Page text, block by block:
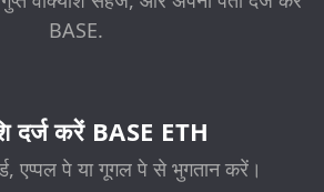
BASE.
दर्ज करें BASE ETH
एप्पल पे या गूगल पे से भुगतान करें।